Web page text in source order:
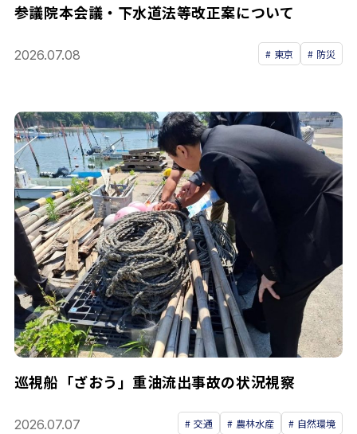
参議院本会議・下水道法等改正案について
2026.07.08 東京 防災
巡視船「ざおう」重油流出事故の状況視察
2026.07.07 交通 農林水産 自然環境